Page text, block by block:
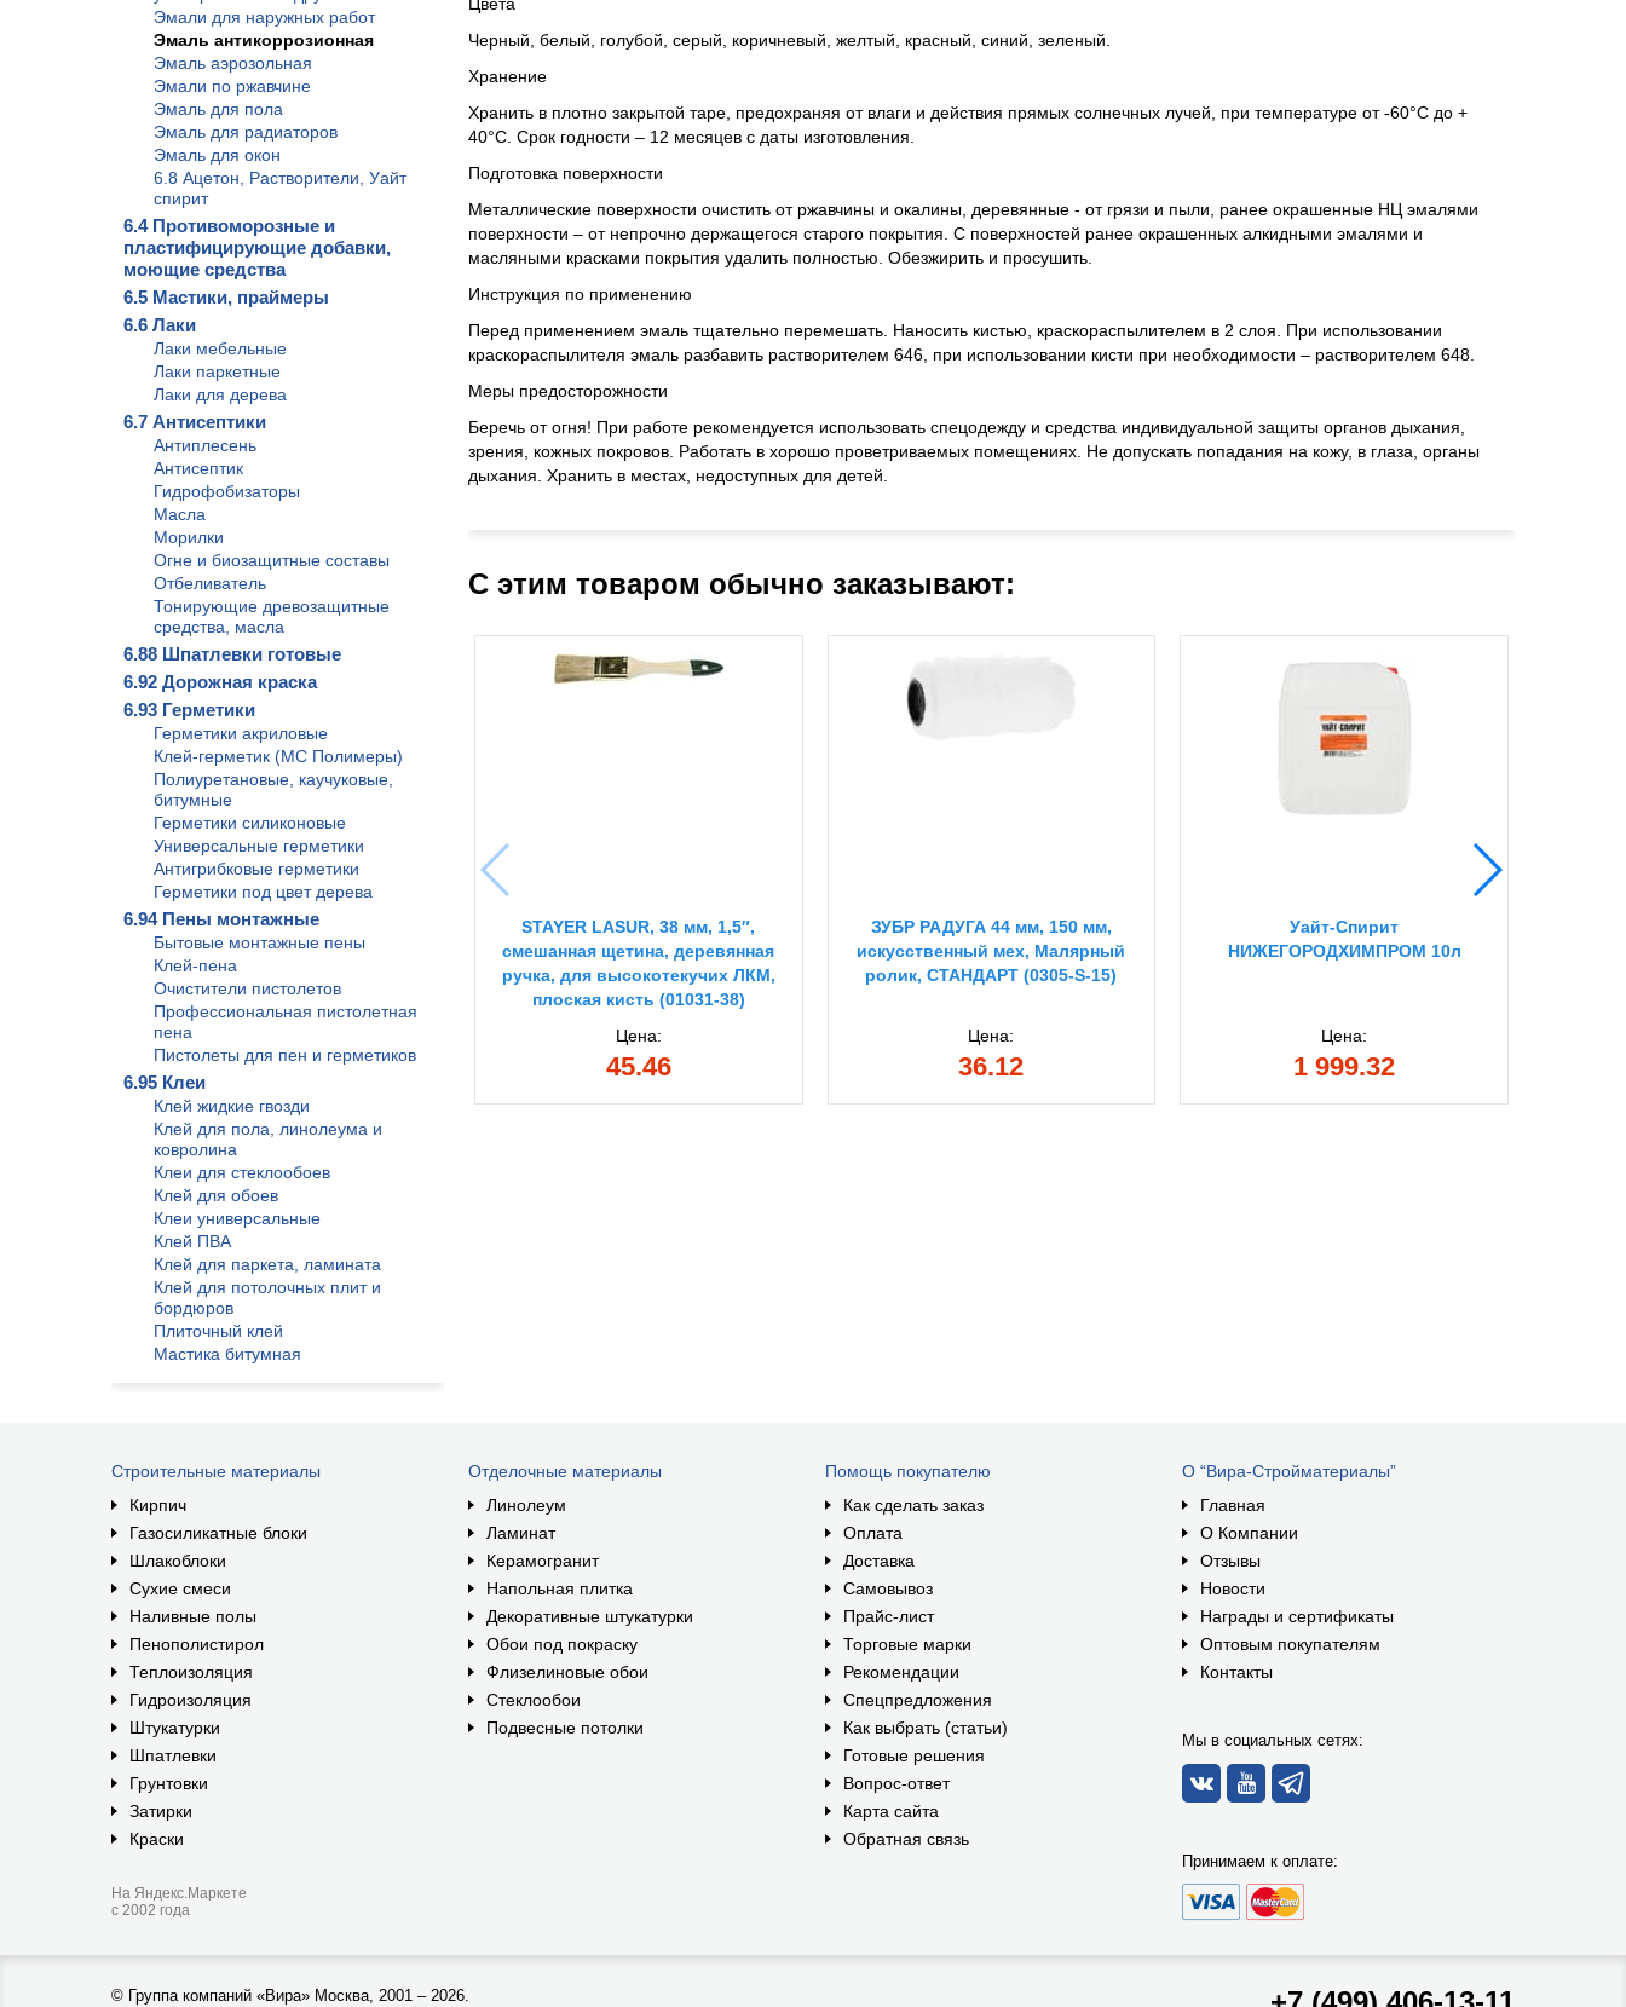
Эмали для наружных работ
Эмаль антикоррозионная
Эмаль аэрозольная
Эмали по ржавчине
Эмаль для пола
Эмаль для радиаторов
Эмаль для окон
6.8 Ацетон, Растворители, Уайт
спирит
6.4 Противоморозные и
пластифицирующие добавки,
моющие средства
6.5 Мастики, праймеры
6.6 Лаки
Лаки мебельные
Лаки паркетные
Лаки для дерева
6.7 Антисептики
Антиплесень
Антисептик
Гидрофобизаторы
Масла
Морилки
Огне и биозащитные составы
Отбеливатель
Тонирующие древозащитные
средства, масла
6.88 Шпатлевки готовые
6.92 Дорожная краска
6.93 Герметики
Герметики акриловые
Клей-герметик (МС Полимеры)
Полиуретановые, каучуковые,
битумные
Герметики силиконовые
Универсальные герметики
Антигрибковые герметики
Герметики под цвет дерева
6.94 Пены монтажные
Бытовые монтажные пены
Клей-пена
Очистители пистолетов
Профессиональная пистолетная
пена
Пистолеты для пен и герметиков
6.95 Клеи
Клей жидкие гвозди
Клей для пола, линолеума и
ковролина
Клеи для стеклообоев
Клей для обоев
Клеи универсальные
Клей ПВА
Клей для паркета, ламината
Клей для потолочных плит и
бордюров
Плиточный клей
Мастика битумная
Черный, белый, голубой, серый, коричневый, желтый, красный, синий, зеленый.
Хранение
Хранить в плотно закрытой таре, предохраняя от влаги и действия прямых солнечных лучей, при температуре от -60°С до +
40°С. Срок годности – 12 месяцев с даты изготовления.
Подготовка поверхности
Металлические поверхности очистить от ржавчины и окалины, деревянные - от грязи и пыли, ранее окрашенные НЦ эмалями
поверхности – от непрочно держащегося старого покрытия. С поверхностей ранее окрашенных алкидными эмалями и
масляными красками покрытия удалить полностью. Обезжирить и просушить.
Инструкция по применению
Перед применением эмаль тщательно перемешать. Наносить кистью, краскораспылителем в 2 слоя. При использовании
краскораспылителя эмаль разбавить растворителем 646, при использовании кисти при необходимости – растворителем 648.
Меры предосторожности
Беречь от огня! При работе рекомендуется использовать спецодежду и средства индивидуальной защиты органов дыхания,
зрения, кожных покровов. Работать в хорошо проветриваемых помещениях. Не допускать попадания на кожу, в глаза, органы
дыхания. Хранить в местах, недоступных для детей.
С этим товаром обычно заказывают:
STAYER LASUR, 38 мм, 1,5″,
смешанная щетина, деревянная
ручка, для высокотекучих ЛКМ,
плоская кисть (01031-38)
Цена:
45.46
ЗУБР РАДУГА 44 мм, 150 мм,
искусственный мех, Малярный
ролик, СТАНДАРТ (0305-S-15)
Цена:
36.12
Уайт-Спирит
НИЖЕГОРОДХИМПРОМ 10л
Цена:
1 999.32
Строительные материалы
Кирпич
Газосиликатные блоки
Шлакоблоки
Сухие смеси
Наливные полы
Пенополистирол
Теплоизоляция
Гидроизоляция
Штукатурки
Шпатлевки
Грунтовки
Затирки
Краски
На Яндекс.Маркете
с 2002 года
Отделочные материалы
Линолеум
Ламинат
Керамогранит
Напольная плитка
Декоративные штукатурки
Обои под покраску
Флизелиновые обои
Стеклообои
Подвесные потолки
Помощь покупателю
Как сделать заказ
Оплата
Доставка
Самовывоз
Прайс-лист
Торговые марки
Рекомендации
Спецпредложения
Как выбрать (статьи)
Готовые решения
Вопрос-ответ
Карта сайта
Обратная связь
О “Вира-Стройматериалы”
Главная
О Компании
Отзывы
Новости
Награды и сертификаты
Оптовым покупателям
Контакты
Мы в социальных сетях:
Принимаем к оплате:
© Группа компаний «Вира» Москва, 2001 – 2026.